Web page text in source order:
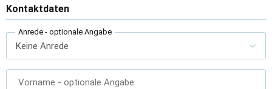
Kontaktdaten
Anrede - optionale Angabe
Vorname - optionale Angabe